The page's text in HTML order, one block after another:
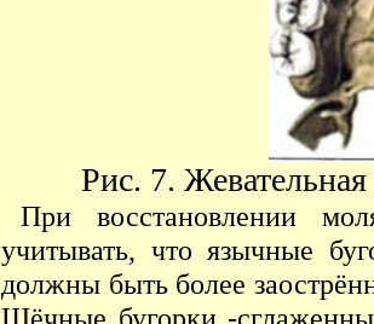
Рис. 7.
При восстановлении
учитывать, что язычные
должны быть более